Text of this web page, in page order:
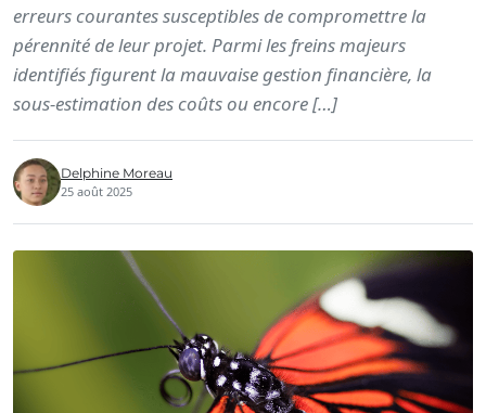
erreurs courantes susceptibles de compromettre la
pérennité de leur projet. Parmi les freins majeurs
identifiés figurent la mauvaise gestion financière, la
sous-estimation des coûts ou encore […]
Delphine Moreau
25 août 2025